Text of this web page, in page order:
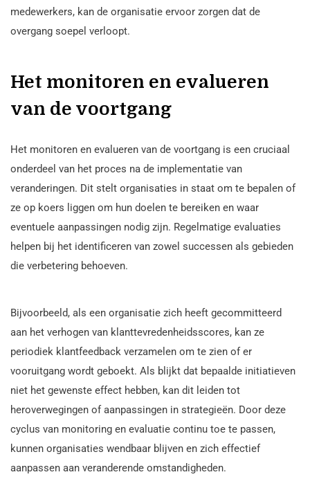
medewerkers, kan de organisatie ervoor zorgen dat de
overgang soepel verloopt.
Het monitoren en evalueren
van de voortgang
Het monitoren en evalueren van de voortgang is een cruciaal
onderdeel van het proces na de implementatie van
veranderingen. Dit stelt organisaties in staat om te bepalen of
ze op koers liggen om hun doelen te bereiken en waar
eventuele aanpassingen nodig zijn. Regelmatige evaluaties
helpen bij het identificeren van zowel successen als gebieden
die verbetering behoeven.
Bijvoorbeeld, als een organisatie zich heeft gecommitteerd
aan het verhogen van klanttevredenheidsscores, kan ze
periodiek klantfeedback verzamelen om te zien of er
vooruitgang wordt geboekt. Als blijkt dat bepaalde initiatieven
niet het gewenste effect hebben, kan dit leiden tot
heroverwegingen of aanpassingen in strategieën. Door deze
cyclus van monitoring en evaluatie continu toe te passen,
kunnen organisaties wendbaar blijven en zich effectief
aanpassen aan veranderende omstandigheden.